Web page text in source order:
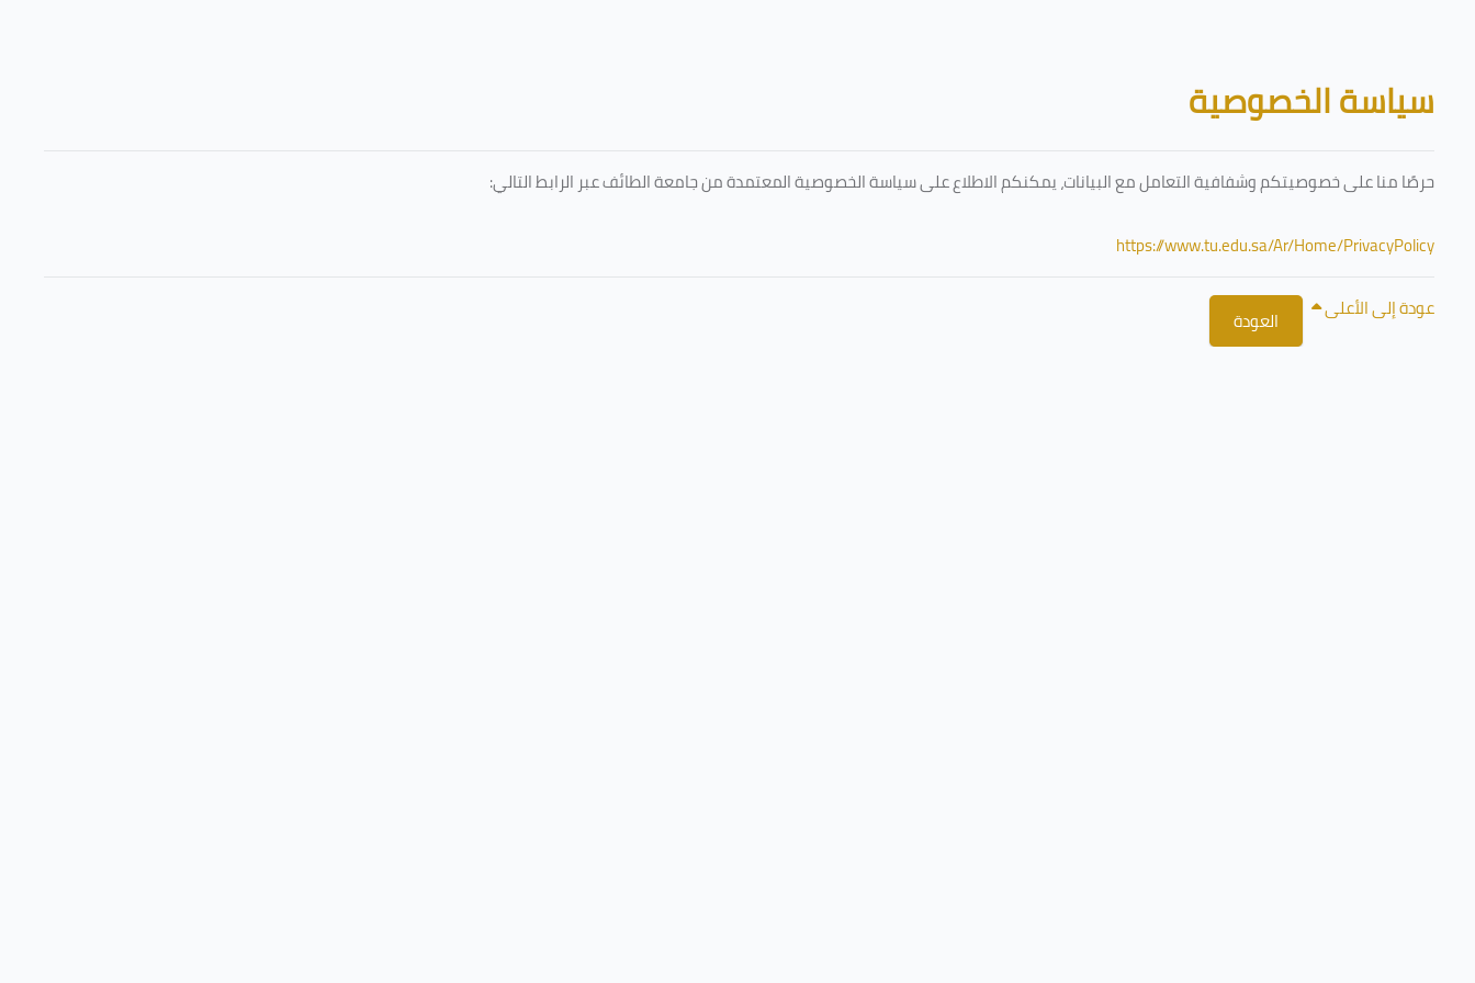
الكتل
سياسة الخصوصية
حرصًا منا على خصوصيتكم وشفافية التعامل مع البيانات، يمكنكم الاطلاع على سياسة الخصوصية المعتمدة من جامعة الطائف عبر الرابط التالي:
https://www.tu.edu.sa/Ar/Home/PrivacyPolicy
العودة عودة إلى الأعلى